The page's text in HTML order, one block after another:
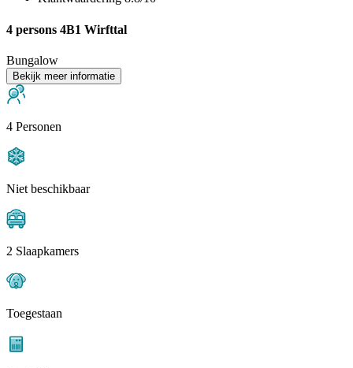
4 persons 4B1 Wirfttal
Bungalow
Bekijk meer informatie
4 Personen
Niet beschikbaar
2 Slaapkamers
Toegestaan